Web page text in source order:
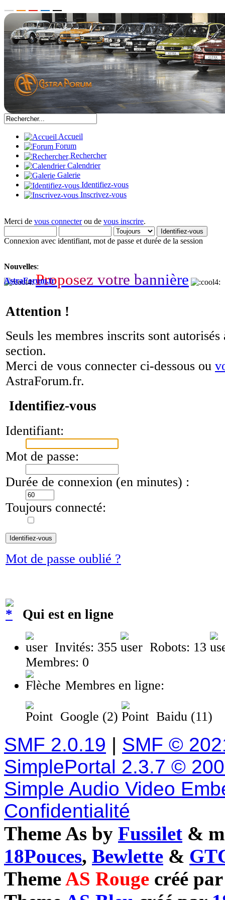
Accueil
Forum
Rechercher
Calendrier
Galerie
Identifiez-vous
Inscrivez-vous
Merci de vous connecterou de vous inscrire.
Connexion avec identifiant, mot de passe et durée de la session
Nouvelles:
Proposez votre bannière
AstraForum.fr
Attention !
Seuls les membres inscrits sont autorisés
section.
Merci de vous connecter ci-dessous ou
AstraForum.fr.
Identifiez-vous
Identifiant:
Mot de passe:
Durée de connexion (en minutes) :
Toujours connecté:
Mot de passe oublié ?
Qui est en ligne
Invités: 355
Robots: 13
Membres: 0
Membres en ligne:
Google (2) Baidu (11)
SMF 2.0.19 | SMF ©
SimplePortal 2.3.7 ©
Simple Audio Video
Confidentialité
Theme As by Fussilet &
18Pouces, Bewlette &
ThemeAS Rouge créé